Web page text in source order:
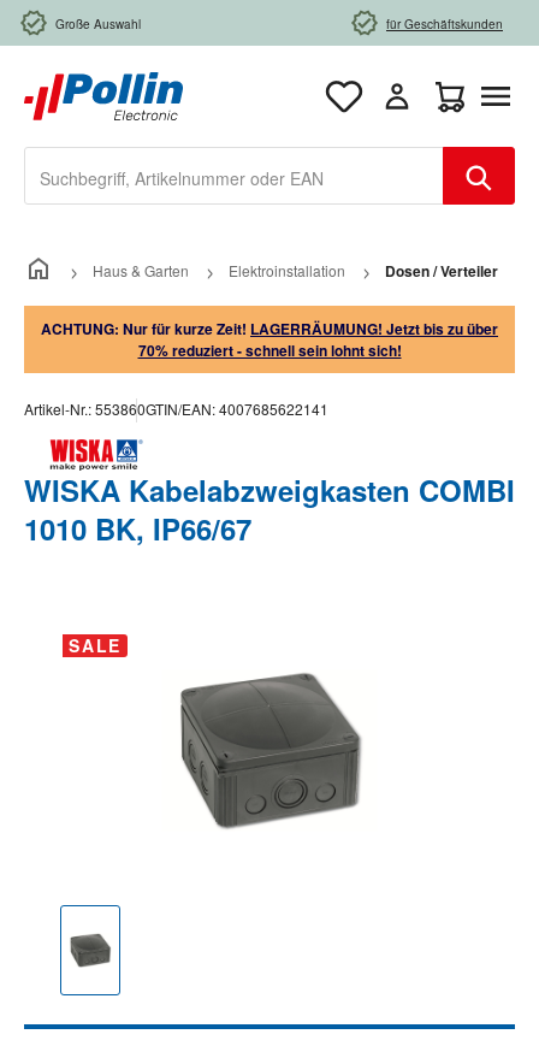
Zum Hauptinhalt springen
Große Auswahl für Geschäftskunden
Haus & Garten Elektroinstallation Dosen / Verteiler
ACHTUNG: Nur für kurze Zeit! LAGERRÄUMUNG! Jetzt bis zu über
70% reduziert - schnell sein lohnt sich!
Artikel-Nr.:553860GTIN/EAN:4007685622141
WISKA Kabelabzweigkasten COMBI
1010 BK, IP66/67
Bildergalerie überspringen
SALE